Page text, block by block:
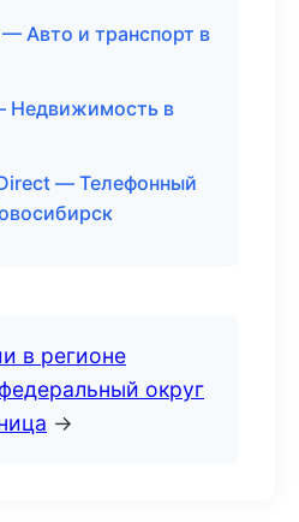
Авто и транспорт в
Недвижимость в
— Телефонный
в регионе
округ
→